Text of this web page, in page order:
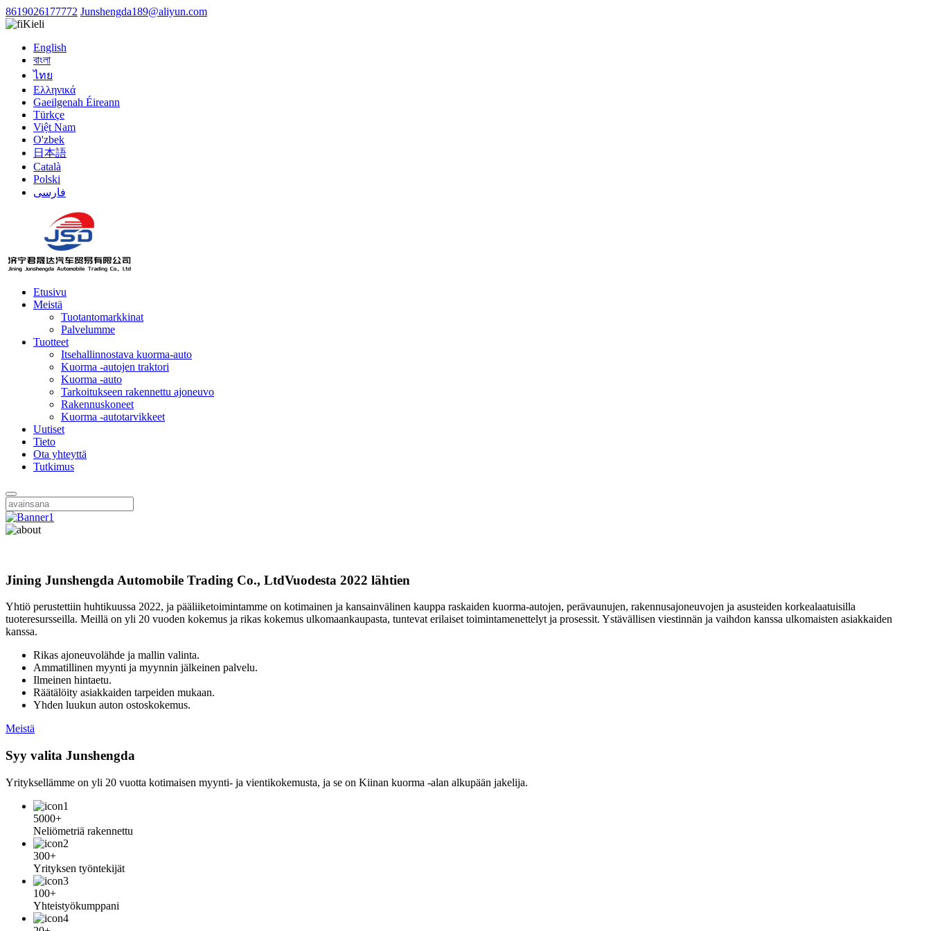
8619026177772 Junshengda189@aliyun.com
Kieli
English
বাংলা
ไทย
Ελληνικά
Gaeilgenah Éireann
Türkçe
Việt Nam
O'zbek
日本語
Català
Polski
فارسی
Etusivu
Meistä
Tuotantomarkkinat
Palvelumme
Tuotteet
Itsehallinnostava kuorma-auto
Kuorma -autojen traktori
Kuorma -auto
Tarkoitukseen rakennettu ajoneuvo
Rakennuskoneet
Kuorma -autotarvikkeet
Uutiset
Tieto
Ota yhteyttä
Tutkimus
Jining Junshengda Automobile Trading Co., LtdVuodesta 2022 lähtien
Yhtiö perustettiin huhtikuussa 2022, ja pääliiketoimintamme on kotimainen ja kansainvälinen kauppa raskaiden kuorma-autojen, perävaunujen, rakennusajoneuvojen ja asusteiden korkealaatuisilla
tuoteresursseilla. Meillä on yli 20 vuoden kokemus ja rikas kokemus ulkomaankaupasta, tuntevat erilaiset toimintamenettelyt ja prosessit. Ystävällisen viestinnän ja vaihdon kanssa ulkomaisten asiakkaiden
kanssa.
Rikas ajoneuvolähde ja mallin valinta.
Ammatillinen myynti ja myynnin jälkeinen palvelu.
Ilmeinen hintaetu.
Räätälöity asiakkaiden tarpeiden mukaan.
Yhden luukun auton ostoskokemus.
Meistä
Syy valita Junshengda
Yrityksellämme on yli 20 vuotta kotimaisen myynti- ja vientikokemusta, ja se on Kiinan kuorma -alan alkupään jakelija.
5000+
Neliömetriä rakennettu
300+
Yrityksen työntekijät
100+
Yhteistyökumppani